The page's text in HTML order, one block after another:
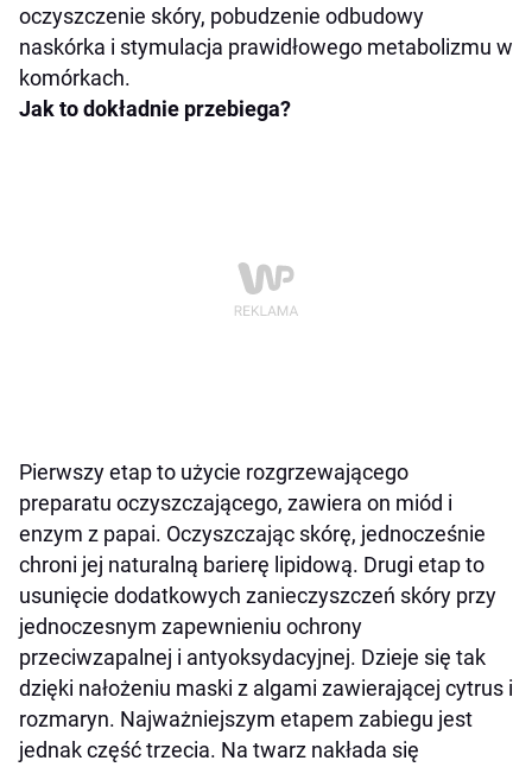
oczyszczenie skóry, pobudzenie odbudowy
naskórka i stymulacja prawidłowego metabolizmu w
komórkach.
Jak to dokładnie przebiega?
Pierwszy etap to użycie rozgrzewającego
preparatu oczyszczającego, zawiera on miód i
enzym z papai. Oczyszczając skórę, jednocześnie
chroni jej naturalną barierę lipidową. Drugi etap to
usunięcie dodatkowych zanieczyszczeń skóry przy
jednoczesnym zapewnieniu ochrony
przeciwzapalnej i antyoksydacyjnej. Dzieje się tak
dzięki nałożeniu maski z algami zawierającej cytrus i
rozmaryn. Najważniejszym etapem zabiegu jest
jednak część trzecia. Na twarz nakłada się